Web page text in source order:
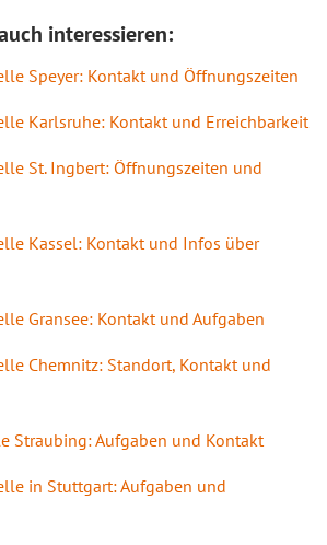
interessieren:
Speyer: Kontakt und Öffnungszeiten
Karlsruhe: Kontakt und Erreichbarkeit
St. Ingbert: Öffnungszeiten und
Kassel: Kontakt und Infos über
Gransee: Kontakt und Aufgaben
Chemnitz: Standort, Kontakt und
Straubing: Aufgaben und Kontakt
in Stuttgart: Aufgaben und